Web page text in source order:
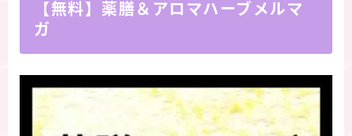
【無料】薬膳＆アロマハーブメルマ
ガ